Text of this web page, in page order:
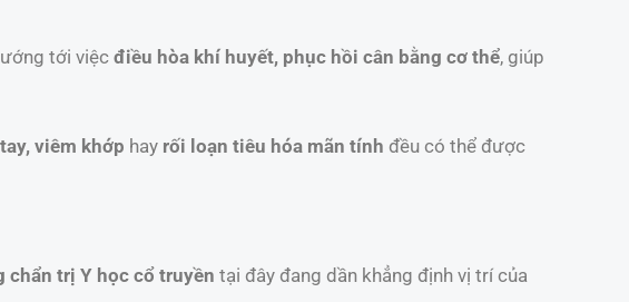
tới việc điều hòa khí huyết, phục hồi cân bằng cơ thể, giúp
viêm khớp hay rối loạn tiêu hóa mãn tính đều có thể được
chẩn trị Y học cổ truyền tại đây đang dần khẳng định vị trí của